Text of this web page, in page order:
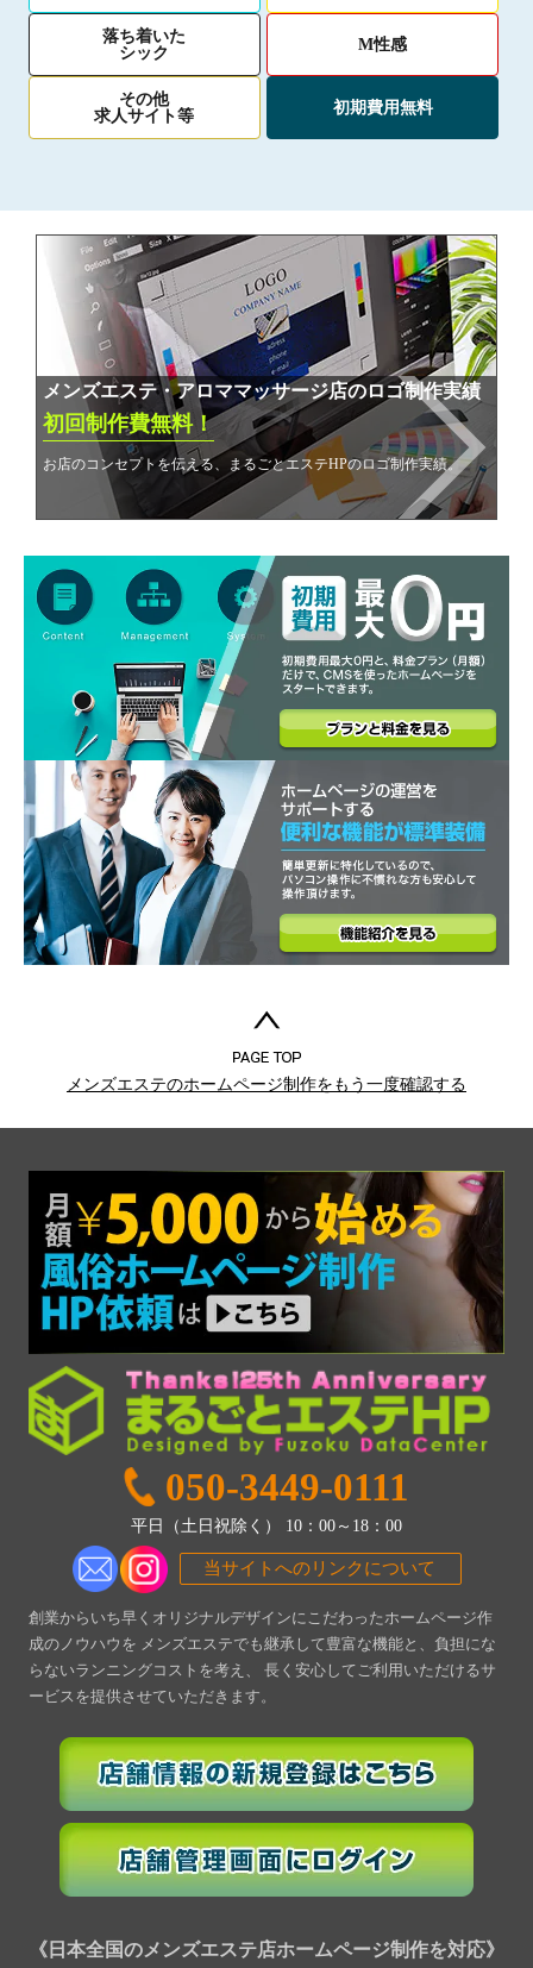
落ち着いた
シック
M性感
その他
求人サイト等
初期費用無料
メンズエステ・アロママッサージ店のロゴ制作実績
初回制作費無料！
お店のコンセプトを伝える、まるごとエステHPのロゴ制作実績。
メンズエステのホームページ制作をもう一度確認する
050-3449-0111
平日（土日祝除く） 10：00～18：00
当サイトへのリンクについて
創業からいち早くオリジナルデザインにこだわったホームページ作
成のノウハウを メンズエステでも継承して豊富な機能と、負担にな
らないランニングコストを考え、
長く安心してご利用いただけるサ
ービスを提供させていただきます。
《日本全国のメンズエステ店ホームページ制作を対応》